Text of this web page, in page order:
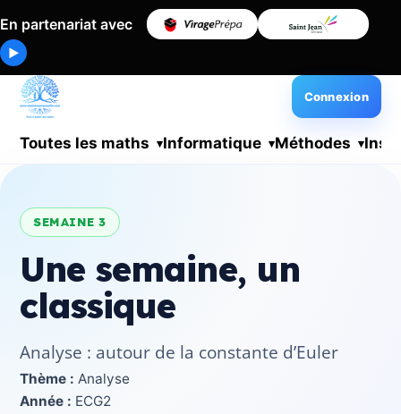
En partenariat avec
▶
Toutes les maths Informatique Méthodes
Connexion
SEMAINE 3
Une semaine, un
classique
Analyse : autour de la constante d’Euler
Thème : Analyse
Année : ECG2